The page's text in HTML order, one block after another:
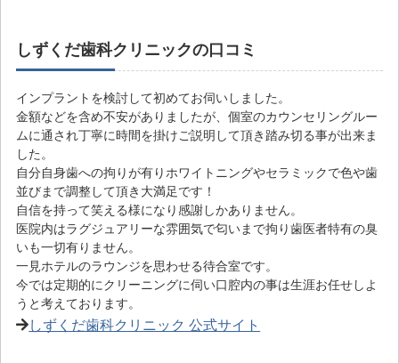
しずくだ歯科クリニックの口コミ
インプラントを検討して初めてお伺いしました。
金額などを含め不安がありましたが、個室のカウンセリングルー
ムに通され丁寧に時間を掛けご説明して頂き踏み切る事が出来ま
した。
自分自身歯への拘りが有りホワイトニングやセラミックで色や歯
並びまで調整して頂き大満足です！
自信を持って笑える様になり感謝しかありません。
医院内はラグジュアリーな雰囲気で匂いまで拘り歯医者特有の臭
いも一切有りません。
一見ホテルのラウンジを思わせる待合室です。
今では定期的にクリーニングに伺い口腔内の事は生涯お任せしよ
うと考えております。
しずくだ歯科クリニック 公式サイト